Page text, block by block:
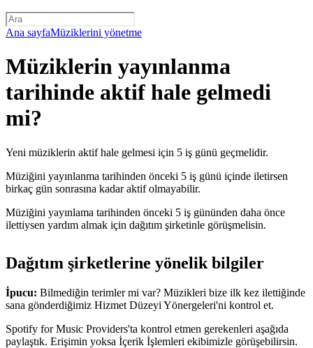
Ana sayfaMüziklerini yönetme
Müziklerin yayınlanma
tarihinde aktif hale gelmedi
mi?
Yeni müziklerin aktif hale gelmesi için 5 iş günü geçmelidir.
Müziğini yayınlanma tarihinden önceki 5 iş günü içinde iletirsen
birkaç gün sonrasına kadar aktif olmayabilir.
Müziğini yayınlama tarihinden önceki 5 iş gününden daha önce
ilettiysen yardım almak için dağıtım şirketinle görüşmelisin.
Dağıtım şirketlerine yönelik bilgiler
İpucu: Bilmediğin terimler mi var? Müzikleri bize ilk kez ilettiğinde
sana gönderdiğimiz Hizmet Düzeyi Yönergeleri'ni kontrol et.
Spotify for Music Providers'ta kontrol etmen gerekenleri aşağıda
paylaştık. Erişimin yoksa İçerik İşlemleri ekibimizle görüşebilirsin.